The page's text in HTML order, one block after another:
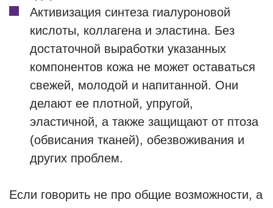
Активизация синтеза гиалуроновой
кислоты, коллагена и эластина. Без
достаточной выработки указанных
компонентов кожа не может оставаться
свежей, молодой и напитанной. Они
делают ее плотной, упругой,
эластичной, а также защищают от птоза
(обвисания тканей), обезвоживания и
других проблем.
Если говорить не про общие возможности, а